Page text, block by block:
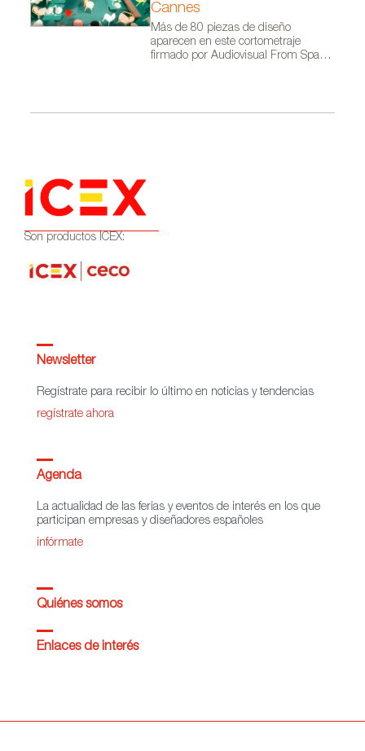
Cannes
Más de 80 piezas de diseño
aparecen en este cortometraje
firmado por Audiovisual From Spain
Son productos ICEX:
Newsletter
Regístrate para recibir lo último en noticias y tendencias
regístrate ahora
Agenda
La actualidad de las ferias y eventos de interés en los que
participan empresas y diseñadores españoles
infórmate
Quiénes somos
Enlaces de interés